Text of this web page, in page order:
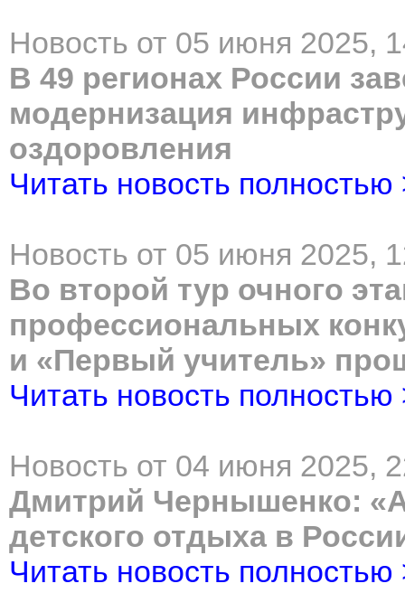
Новость от 05 июня 2025,
В 49 регионах России
модернизация
оздоровления
Читать новость полностью
Новость от 05 июня 2025,
Во второй тур очного
профессиональных
и «Первый учитель»
Читать новость полностью
Новость от 04 июня 2025,
Дмитрий Чернышенко:
детского отдыха в
Читать новость полностью